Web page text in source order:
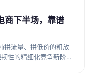
商下半场，靠谱
拼流量、拼低价的粗放
性的精细化竞争新阶